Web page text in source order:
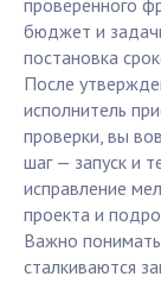
проверенного
бюджет и
постановка
После
исполнитель
проверки, вы
шаг — запуск и
исправление
проекта и
Важно
сталкиваются